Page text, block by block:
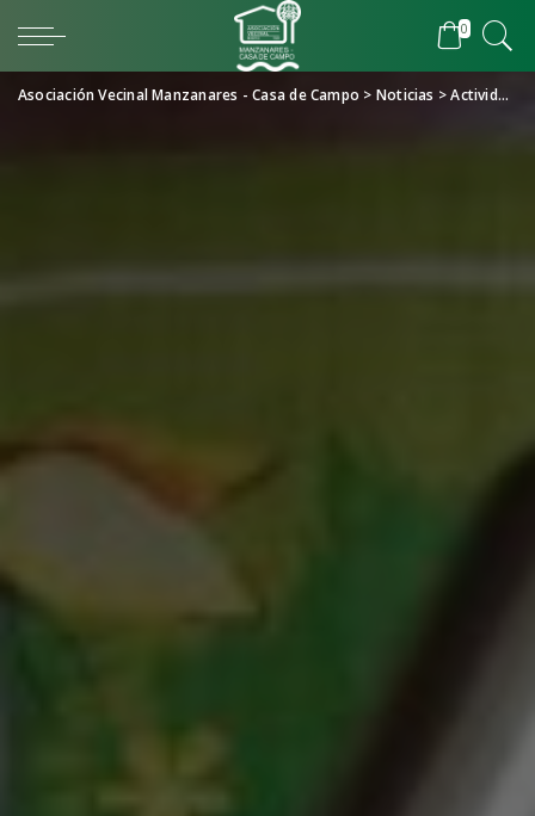
0
Asociación Vecinal Manzanares - Casa de Campo > Noticias >Actividades